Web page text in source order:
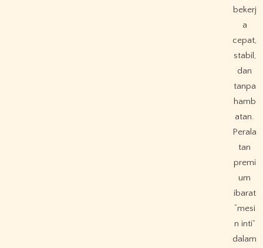
bekerj
a
cepat,
stabil,
dan
tanpa
hamb
atan.
Perala
tan
premi
um
ibarat
“mesi
n inti”
dalam